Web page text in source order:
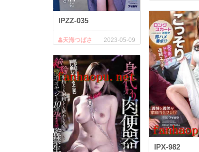
IPZZ-035
2023-05-09
天海つばさ
IPX-982